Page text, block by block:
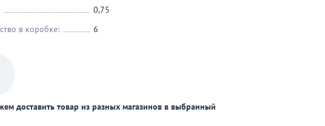
0,75
в коробке:
6
доставить товар из разных магазинов в выбранный